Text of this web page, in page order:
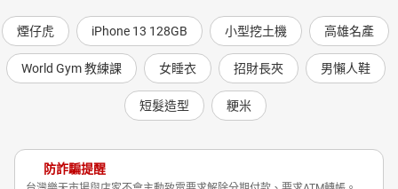
煙仔虎 iPhone 13 128GB 小型挖土機 高雄名產
World Gym 教練課 女睡衣 招財長夾 男懶人鞋
短髮造型 粳米
防詐騙提醒